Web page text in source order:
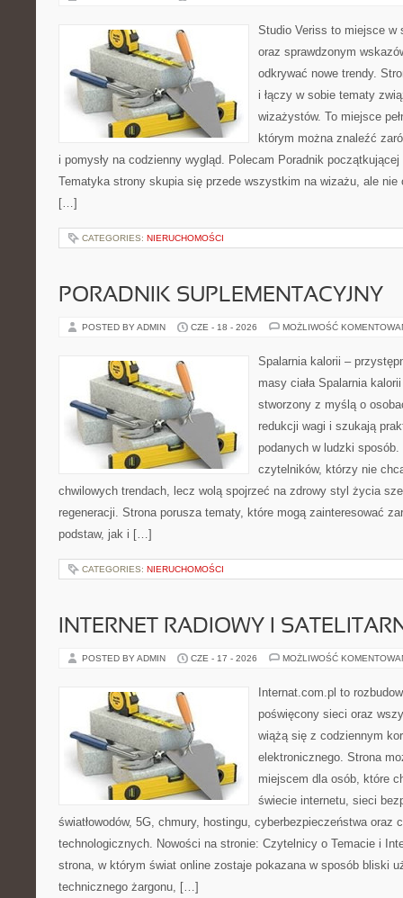
Studio Veriss to miejsce w
oraz sprawdzonym
odkrywać nowe trendy.
i łączy w sobie tematy
wizażystów. To miejsce
którym można znaleźć
i pomysły na codzienny wygląd. Polecam Poradnik
Tematyka strony skupia się przede wszystkim na wizażu, ale nie
[…]
CATEGORIES: NIERUCHOMOŚCI
PORADNIK SUPLEMENTACYJNY
POSTED BY ADMIN CZE - 18 - 2026 MOŻLIWOŚĆ
Spalarnia kalorii –
masy ciała Spalarnia
stworzony z myślą o
redukcji wagi i szukają
podanych w ludzki sposób.
czytelników, którzy nie
chwilowych trendach, lecz wolą spojrzeć na zdrowy styl życia
regeneracji. Strona porusza tematy, które mogą zainteresować
podstaw, jak i […]
CATEGORIES: NIERUCHOMOŚCI
INTERNET RADIOWY I
POSTED BY ADMIN CZE - 17 - 2026 MOŻLIWOŚĆ
Internat.com.pl to
poświęcony sieci oraz
wiążą się z codziennym
elektronicznego. Strona
miejscem dla osób, które
świecie internetu, sieci
światłowodów, 5G, chmury, hostingu, cyberbezpieczeństwa oraz
technologicznych. Nowości na stronie: Czytelnicy o Temacie i
strona, w którym świat online zostaje pokazana w sposób bliski
technicznego żargonu, […]